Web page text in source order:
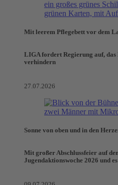
Mit leerem Pflegebett vor dem
LIGA fordert Regierung auf, das
verhindern
27.07.2026
Sonne von oben und in den
Mit großer Abschlussfeier auf
Jugendaktionswoche 2026 und